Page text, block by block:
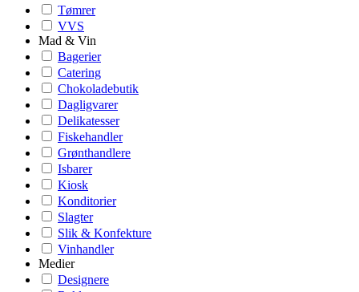
Tømrer
VVS
Mad & Vin
Bagerier
Catering
Chokoladebutik
Dagligvarer
Delikatesser
Fiskehandler
Grønthandlere
Isbarer
Kiosk
Konditorier
Slagter
Slik & Konfekture
Vinhandler
Medier
Designere